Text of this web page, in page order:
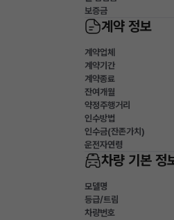
보증금
계약 정보
계약업체
계약기간
계약종료
잔여개월
약정주행거리
인수방법
인수금(잔존가치)
운전자연령
차량 기본 정
모델명
등급/트림
차량번호